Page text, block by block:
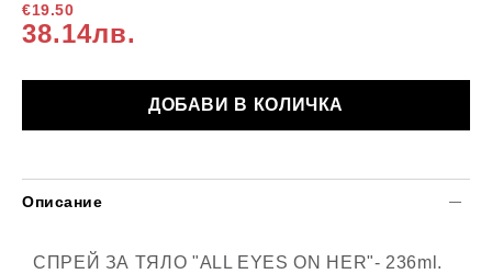
€19.50
38.14лв.
Описание
СПРЕЙ ЗА ТЯЛО "ALL EYES ON HER"- 236ml.